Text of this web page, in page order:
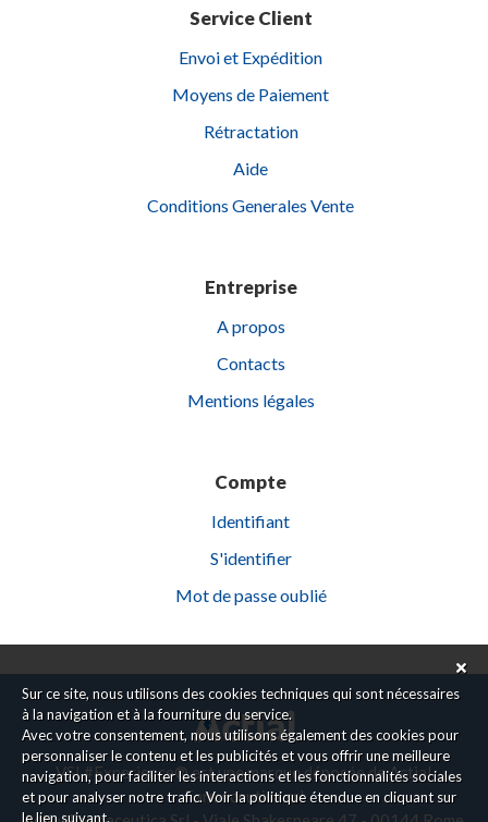
Service Client
Envoi et Expédition
Moyens de Paiement
Rétractation
Aide
Conditions Generales Vente
Entreprise
A propos
Contacts
Mentions légales
Compte
Identifiant
S'identifier
Mot de passe oublié
VSL#Experience® est une marque déposée de Actial
Farmaceutica srl
Sur ce site, nous utilisons des cookies techniques qui sont nécessaires
à la navigation et à la fourniture du service.
Avec votre consentement, nous utilisons également des cookies pour
personnaliser le contenu et les publicités et vous offrir une meilleure
navigation, pour faciliter les interactions et les fonctionnalités sociales
et pour analyser notre trafic. Voir la politique étendue en cliquant sur
lelien suivant.